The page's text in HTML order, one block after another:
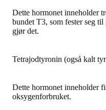
Dette hormonet inneholder
bundet T3, som fester seg
gjør det.
Tetrajodtyronin (også kalt
Dette hormonet inneholder
oksygenforbruket.